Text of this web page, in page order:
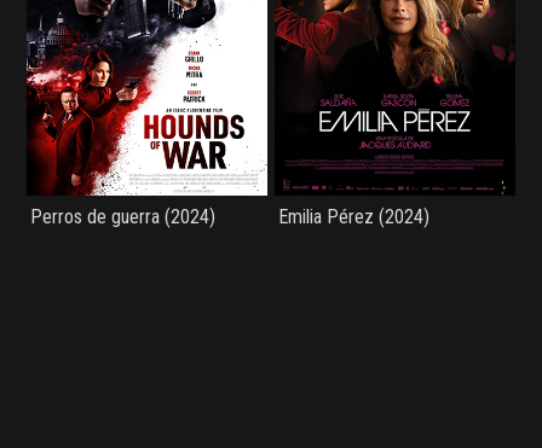
Perros de guerra (2024) Emilia Pérez (2024)